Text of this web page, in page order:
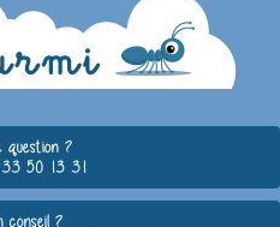
question ?
13 31
conseil ?